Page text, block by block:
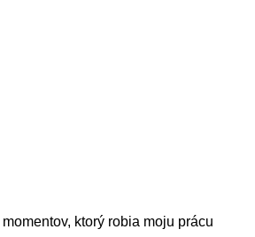
ktorý robia moju prácu